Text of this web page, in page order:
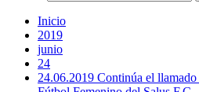
Inicio
2019
junio
24
24.06.2019 Continúa el